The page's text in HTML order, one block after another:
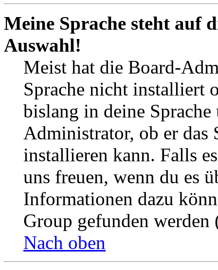
Meine Sprache steht auf
Auswahl!
Meist hat die Board-
Sprache nicht installiert
bislang in deine
Administrator, ob er das
installieren kann. Falls
uns freuen, wenn du es
Informationen dazu
Group gefunden
Nach oben